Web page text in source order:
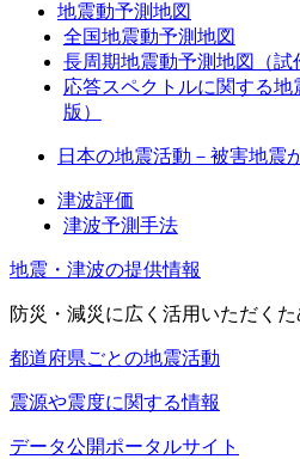
地震動予測地図
全国地震動予測地図
長周期地震動予測地図（試
応答スペクトルに関する
版）
日本の地震活動－被害地震
津波評価
津波予測手法
地震・津波の提供情報
防災・減災に広く活用いただく
都道府県ごとの地震活動
震源や震度に関する情報
データ公開ポータルサイト